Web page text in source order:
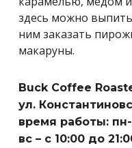
здесь можно
ним заказать
макаруны.
Buck Coffee
ул.
время работы: пн-
вс – с 10:00 до